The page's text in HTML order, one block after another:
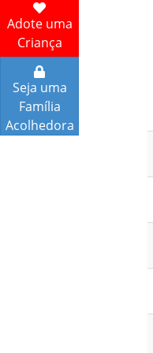
Adote uma
Criança
Seja uma
Família
Acolhedora